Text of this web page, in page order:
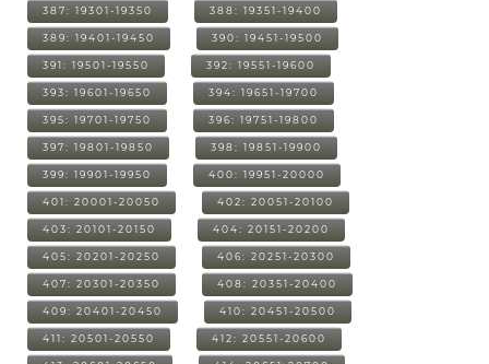
387: 19301-19350 388: 19351-19400
389: 19401-19450 390: 19451-19500
391: 19501-19550 392: 19551-19600
393: 19601-19650 394: 19651-19700
395: 19701-19750 396: 19751-19800
397: 19801-19850 398: 19851-19900
399: 19901-19950 400: 19951-20000
401: 20001-20050 402: 20051-20100
403: 20101-20150 404: 20151-20200
405: 20201-20250 406: 20251-20300
407: 20301-20350 408: 20351-20400
409: 20401-20450 410: 20451-20500
411: 20501-20550 412: 20551-20600